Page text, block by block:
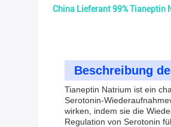
China Lieferant 99% Tianeptin
Beschreibung
Tianeptin Natrium ist ein
Serotonin-
wirken, indem sie die
Regulation von Serotonin